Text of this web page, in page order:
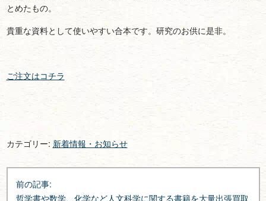
とめたもの。
貴重な資料として使いやすい合本です。研究のお供に是非。
ご注文はコチラ
カテゴリー: 新着情報・お知らせ
投
稿前の記事:
哲学書や数学、化学など人文科学に関する書籍を大量出張買取